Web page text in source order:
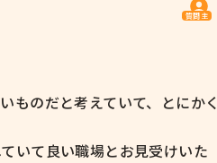
質問主
ものだと考えていて、とにかく
いて良い職場とお見受けいた